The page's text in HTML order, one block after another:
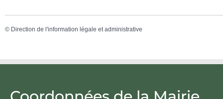
© Direction de l'information légale et administrative